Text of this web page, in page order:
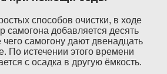
способов очистки, в ходе
самогона добавляется десять
самогону дают двенадцать
По истечении этого времени
с осадка в другую ёмкость.